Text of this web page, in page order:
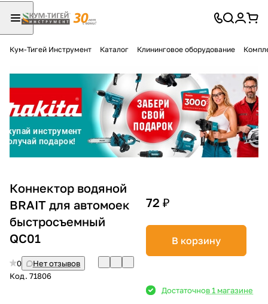
Кум-Тигей Инструмент Каталог Клининговое оборудование
Коннектор водяной
BRAIT для автомоек
быстросъемный
QC01
0
Нет отзывов
Код. 71806
72 ₽
В корзину
Достаточнов 1 магазине
Разбейте
оплатуна части
без переплат
График платежей
Сегодня
25%